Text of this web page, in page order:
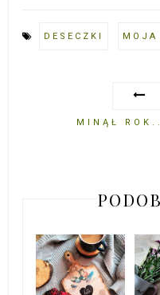
DESECZKI MOJA
MINĄŁ